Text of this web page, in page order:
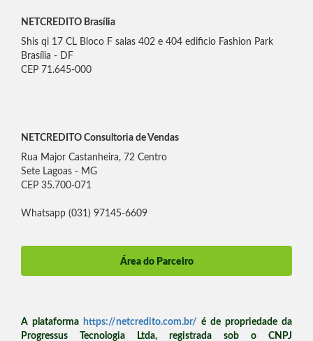
NETCREDITO Brasília
Shis qi 17 CL Bloco F salas 402 e 404 edificio Fashion Park
Brasília - DF
CEP 71.645-000
NETCREDITO Consultoria de Vendas
Rua Major Castanheira, 72 Centro
Sete Lagoas - MG
CEP 35.700-071
Whatsapp (031) 97145-6609
Área do Parceiro
A plataforma https://netcredito.com.br/ é de propriedade da
Progressus Tecnologia Ltda, registrada sob o CNPJ